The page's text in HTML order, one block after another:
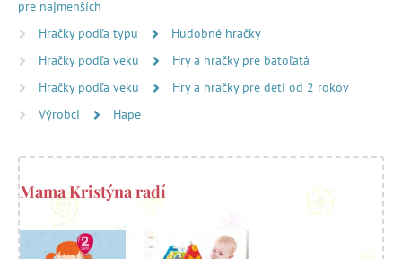
pre najmenších
Hračky podľa typu
Hudobné hračky
Hračky podľa veku
Hry a hračky pre batoľatá
Hračky podľa veku
Hry a hračky pre deti od 2 rokov
Výrobci
Hape
Mama Kristýna radí